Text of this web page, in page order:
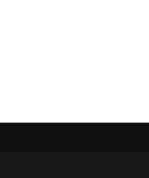
Reserved.